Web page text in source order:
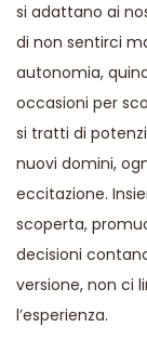
si adattano ai
di non sentirci
autonomia,
occasioni per
si tratti di
nuovi domini,
eccitazione.
scoperta,
decisioni
versione, non ci
l’esperienza.